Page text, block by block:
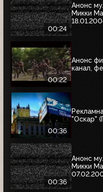
00:24
Анонс
Микки
00:22
Анонс
канал,
00:36
"Оскар"
00:36
Анонс
Микки